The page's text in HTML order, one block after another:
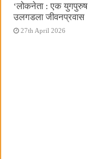
‌‘लोकनेता : एक
उलगडला जीवनप्रवास
27th April 2026